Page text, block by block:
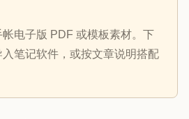
电子版 PDF 或模板素材。下
笔记软件，或按文章说明搭配